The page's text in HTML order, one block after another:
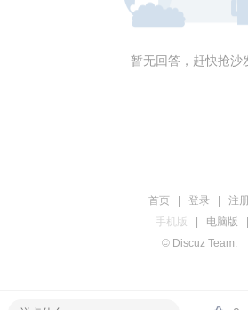
暂无回答，赶快抢沙
首页 登录
注
手机版
电脑版
© Discuz Team.